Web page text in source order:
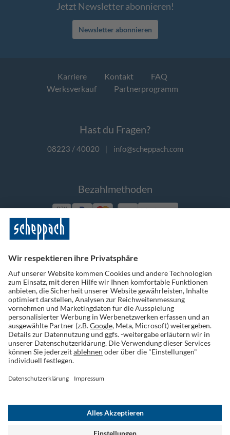
Jetzt Newsletter abonnieren!
Newsletter abonnieren
Karriere Kontakt
FAQ
Werksverkauf
Partnerprogramm
Hast du Fragen?
08223 / 40020 | info@scheppach.com
Bezahlmethoden
Vorkasse
Folge uns auf Social Media
Widerruf einreichen